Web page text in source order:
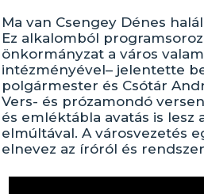
Ma van Csengey Dénes
Ez alkalomból
önkormányzat a város
intézményével– jelentette
polgármester és Csótár
Vers- és prózamondó
és emléktábla avatás is lesz
elmúltával. A városvezetés
elnevez az íróról és